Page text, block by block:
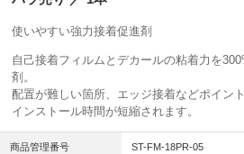
使いやすい強力接着促進剤
自己接着フィルムとデカールの粘着力を
剤。
配置が難しい箇所、エッジ接着などポイント
インストール時間が短縮されます。
商品管理番号 ST-FM-18PR-05